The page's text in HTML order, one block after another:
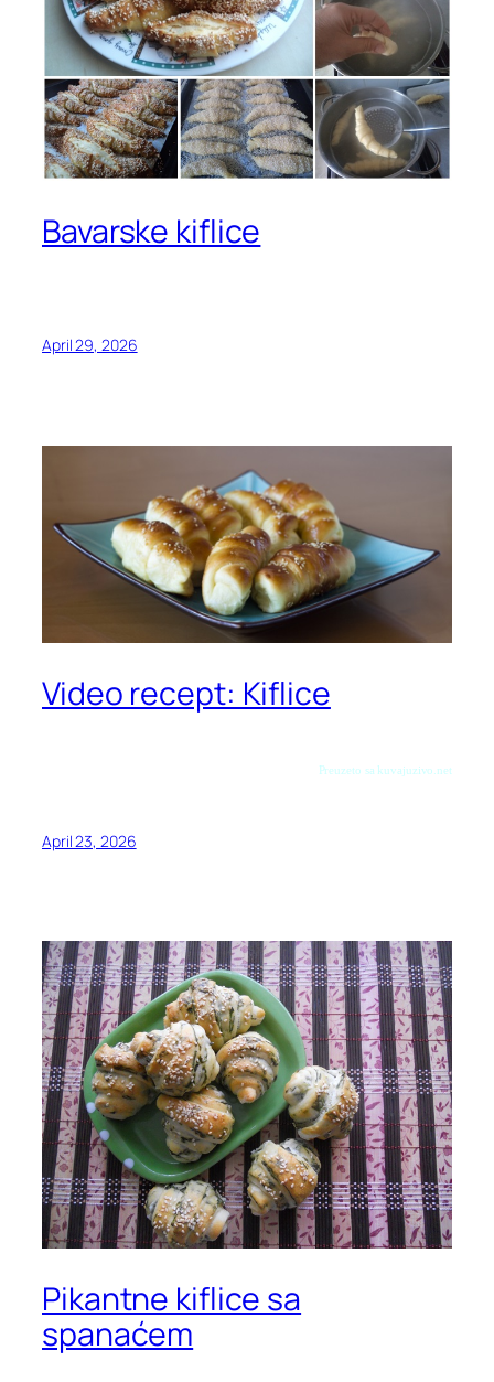
Bavarske kiflice
April 29, 2026
Video recept: Kiflice
Preuzeto sa kuvajuzivo.net
April 23, 2026
Pikantne kiflice sa
spanaćem